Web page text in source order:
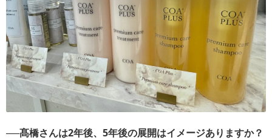
──髙橋さんは2年後、5年後の展開はイメージありますか？